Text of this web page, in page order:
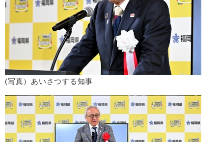
(写真）あいさつする知事